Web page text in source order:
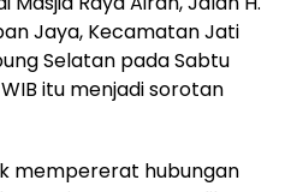
Jaya, Kecamatan Jati
Selatan pada Sabtu
itu menjadi sorotan
mempererat hubungan